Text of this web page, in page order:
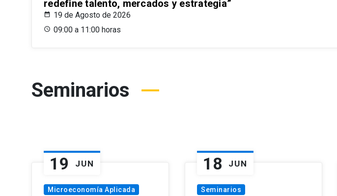
redefine talento, mercados y estrategia”
19 de Agosto de 2026
09:00 a 11:00 horas
Seminarios
19 JUN
Microeconomía Aplicada
18 JUN
Seminarios